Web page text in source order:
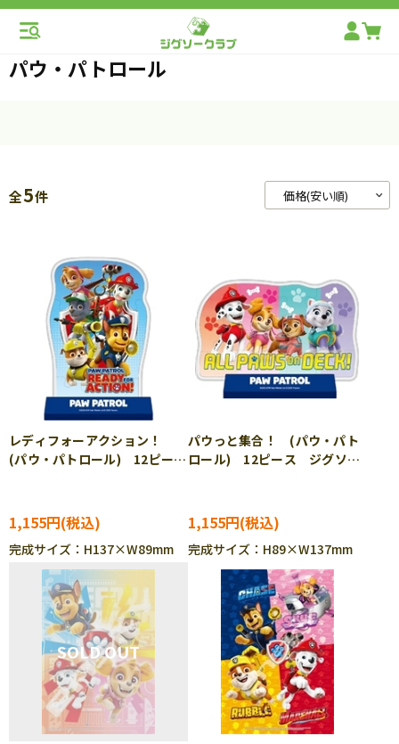
パウ・パトロール
全5件
レディフォーアクション！
(パウ・パトロール) 12ピー
1,155円
完成サイズ：H137×W89mm
パウっと集合！ (パウ・パト
ロール) 12ピース ジグソー
1,155円
完成サイズ：H89×W137mm